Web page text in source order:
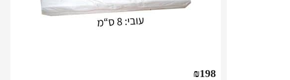
₪198